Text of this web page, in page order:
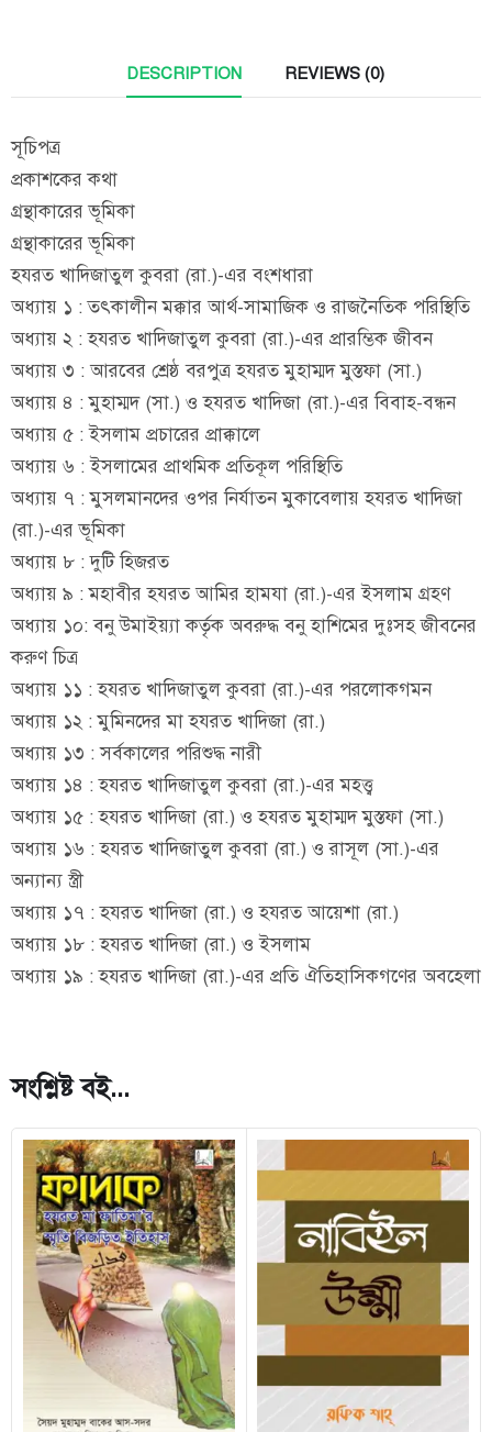
DESCRIPTION REVIEWS (0)
সূচিপত্র
প্রকাশকের কথা
গ্রন্থাকারের ভূমিকা
গ্রন্থাকারের ভূমিকা
হযরত খাদিজাতুল কুবরা (রা.)-এর বংশধারা
অধ্যায় ১ : তৎকালীন মক্কার আর্থ-সামাজিক ও রাজনৈতিক পরিস্থিতি
অধ্যায় ২ : হযরত খাদিজাতুল কুবরা (রা.)-এর প্রারম্ভিক জীবন
অধ্যায় ৩ : আরবের শ্রেষ্ঠ বরপুত্র হযরত মুহাম্মদ মুস্তফা (সা.)
অধ্যায় ৪ : মুহাম্মদ (সা.) ও হযরত খাদিজা (রা.)-এর বিবাহ-বন্ধন
অধ্যায় ৫ : ইসলাম প্রচারের প্রাক্কালে
অধ্যায় ৬ : ইসলামের প্রাথমিক প্রতিকূল পরিস্থিতি
অধ্যায় ৭ : মুসলমানদের ওপর নির্যাতন মুকাবেলায় হযরত খাদিজা
(রা.)-এর ভূমিকা
অধ্যায় ৮ : দুটি হিজরত
অধ্যায় ৯ : মহাবীর হযরত আমির হামযা (রা.)-এর ইসলাম গ্রহণ
অধ্যায় ১০: বনু উমাইয়্যা কর্তৃক অবরুদ্ধ বনু হাশিমের দুঃসহ জীবনের
করুণ চিত্র
অধ্যায় ১১ : হযরত খাদিজাতুল কুবরা (রা.)-এর পরলোকগমন
অধ্যায় ১২ : মুমিনদের মা হযরত খাদিজা (রা.)
অধ্যায় ১৩ : সর্বকালের পরিশুদ্ধ নারী
অধ্যায় ১৪ : হযরত খাদিজাতুল কুবরা (রা.)-এর মহত্ত্ব
অধ্যায় ১৫ : হযরত খাদিজা (রা.) ও হযরত মুহাম্মদ মুস্তফা (সা.)
অধ্যায় ১৬ : হযরত খাদিজাতুল কুবরা (রা.) ও রাসূল (সা.)-এর
অন্যান্য স্ত্রী
অধ্যায় ১৭ : হযরত খাদিজা (রা.) ও হযরত আয়েশা (রা.)
অধ্যায় ১৮ : হযরত খাদিজা (রা.) ও ইসলাম
অধ্যায় ১৯ : হযরত খাদিজা (রা.)-এর প্রতি ঐতিহাসিকগণের অবহেলা
সংশ্লিষ্ট বই...